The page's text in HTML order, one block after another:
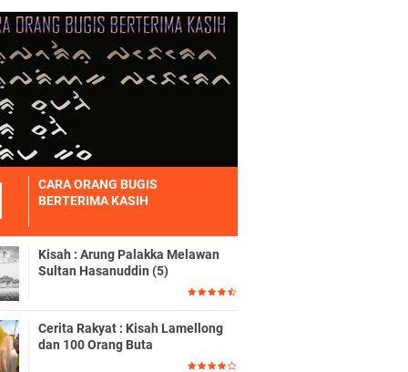
CARA ORANG BUGIS
BERTERIMA KASIH
Kisah : Arung Palakka Melawan
Sultan Hasanuddin (5)
Cerita Rakyat : Kisah Lamellong
dan 100 Orang Buta